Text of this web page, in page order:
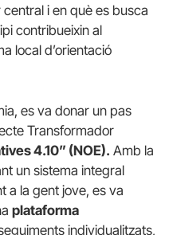
i en què es busca
contribueixin al
local d’orientació
es va donar un pas
Transformador
4.10” (NOE). Amb la
un sistema integral
a la gent jove, es va
plataforma
individualitzats,